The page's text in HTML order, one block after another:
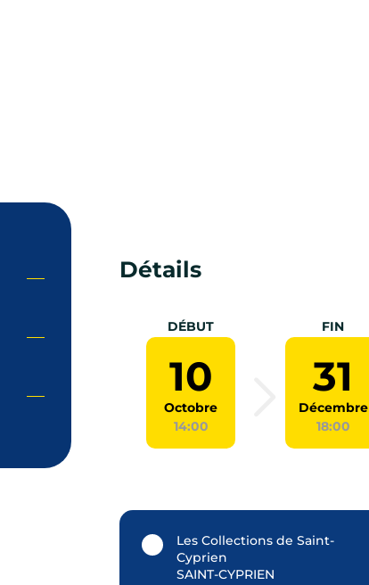
Détails
DÉBUT
10
Octobre
14:00
FIN
31
Décembre
18:00
Les Collections de Saint-
Cyprien
SAINT-CYPRIEN